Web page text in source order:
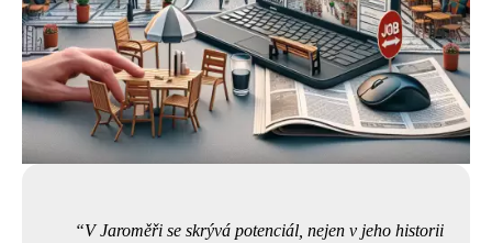
V Jaroměři se skrývá potenciál, nejen v jeho historii